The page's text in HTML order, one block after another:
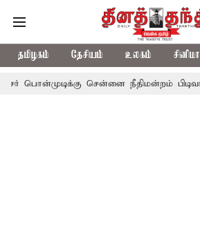
தமிழகம் தேசியம் உலகம் சினிமா
சென்னை நீதிமன்றம் பிடிவாராண்ட்